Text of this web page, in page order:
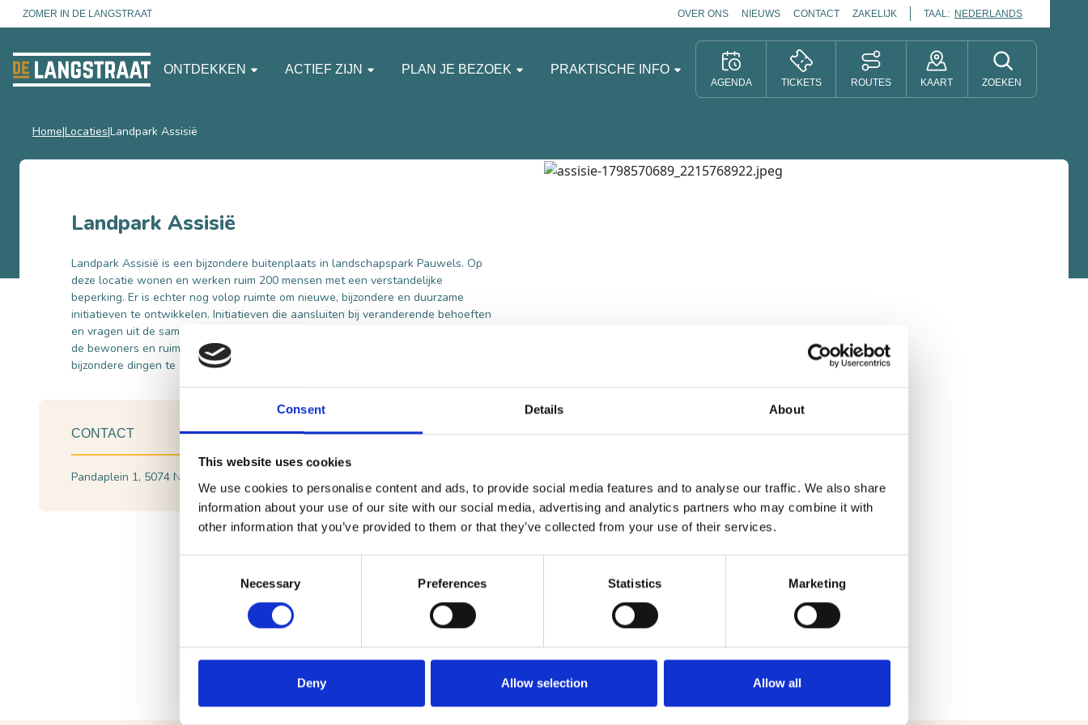
Consent Details About
This website uses cookies
We use cookies to personalise content and ads, to provide social media features and to analyse our traffic. We also share
information about your use of our site with our social media, advertising and analytics partners who may combine it with
other information that you’ve provided to them or that they’ve collected from your use of their services.
Necessary Preferences Statistics Marketing
Deny Allow selection Allow all
ZOMER IN DE LANGSTRAAT OVER ONS NIEUWS CONTACT ZAKELIJK TAAL: NEDERLANDS
ONTDEKKEN ACTIEF ZIJN PLAN JE BEZOEK PRAKTISCHE INFO
AGENDA TICKETS ROUTES KAART ZOEKEN
Home Locaties Landpark Assisië
Landpark Assisië
Landpark Assisië is een bijzondere buitenplaats in landschapspark Pauwels. Op
deze locatie wonen en werken ruim 200 mensen met een verstandelijke
beperking. Er is echter nog volop ruimte om nieuwe, bijzondere en duurzame
initiatieven te ontwikkelen. Initiatieven die aansluiten bij veranderende behoeften
en vragen uit de samenleving. Het landpark biedt namelijk door de rijke historie,
de bewoners en ruimtelijke kwaliteiten een palet aan mogelijkheden om er
bijzondere dingen te ontwikkelen en te realiseren.
CONTACT
Pandaplein 1, 5074 NA Biezenmortel
Meer informatie is te vinden op de website van landpark Assisië:www.landparkassisie.nl
dit filmpje vertelt Robin Krijgsman van zorginstelling Prisma over de wijze waarop het landpark aansluiting zoekt op de omgeving.